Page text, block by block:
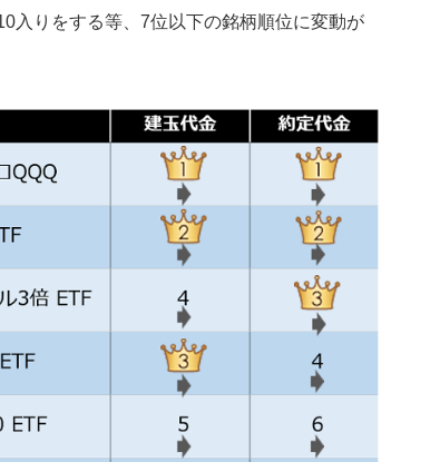
入りをする等、7位以下の銘柄順位に変動が